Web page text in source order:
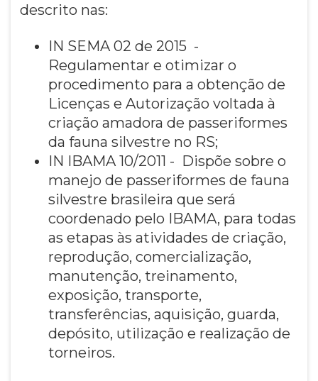
descrito nas:
IN SEMA 02 de 2015 -
Regulamentar e otimizar o
procedimento para a obtenção de
Licenças e Autorização voltada à
criação amadora de passeriformes
da fauna silvestre no RS;
IN IBAMA 10/2011 - Dispõe sobre o
manejo de passeriformes de fauna
silvestre brasileira que será
coordenado pelo IBAMA, para todas
as etapas às atividades de criação,
reprodução, comercialização,
manutenção, treinamento,
exposição, transporte,
transferências, aquisição, guarda,
depósito, utilização e realização de
torneiros.